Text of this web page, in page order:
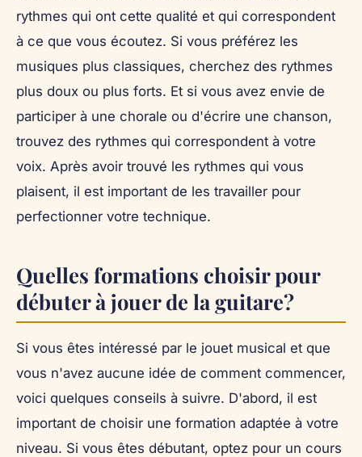
rythmes qui ont cette qualité et qui correspondent
à ce que vous écoutez. Si vous préférez les
musiques plus classiques, cherchez des rythmes
plus doux ou plus forts. Et si vous avez envie de
participer à une chorale ou d'écrire une chanson,
trouvez des rythmes qui correspondent à votre
voix. Après avoir trouvé les rythmes qui vous
plaisent, il est important de les travailler pour
perfectionner votre technique.
Quelles formations choisir pour
débuter à jouer de la guitare?
Si vous êtes intéressé par le jouet musical et que
vous n'avez aucune idée de comment commencer,
voici quelques conseils à suivre. D'abord, il est
important de choisir une formation adaptée à votre
niveau. Si vous êtes débutant, optez pour un cours